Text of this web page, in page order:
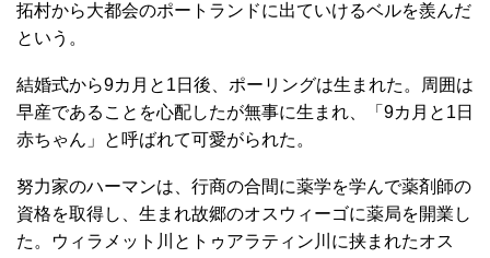
拓村から大都会のポートランドに出ていけるベルを羨んだ
という。
結婚式から9カ月と1日後、ポーリングは生まれた。周囲は
早産であることを心配したが無事に生まれ、「9カ月と1日
赤ちゃん」と呼ばれて可愛がられた。
努力家のハーマンは、行商の合間に薬学を学んで薬剤師の
資格を取得し、生まれ故郷のオスウィーゴに薬局を開業し
た。ウィラメット川とトゥアラティン川に挟まれたオス